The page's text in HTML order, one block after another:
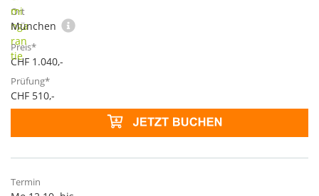
München
CHF 1.040,-
CHF 510,-